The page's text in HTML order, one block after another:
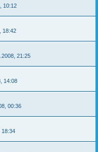
10:12
18:42
21:25
14:08
00:36
18:34